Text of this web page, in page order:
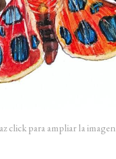
click para ampliar la imagen